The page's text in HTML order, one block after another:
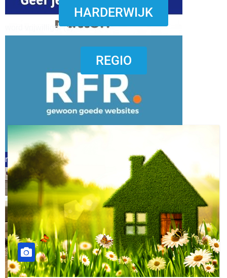
word vrijwilliger (1)
word vrijwilliger (1)
refreshed webdesign putten
HARDERWIJK
REGIO